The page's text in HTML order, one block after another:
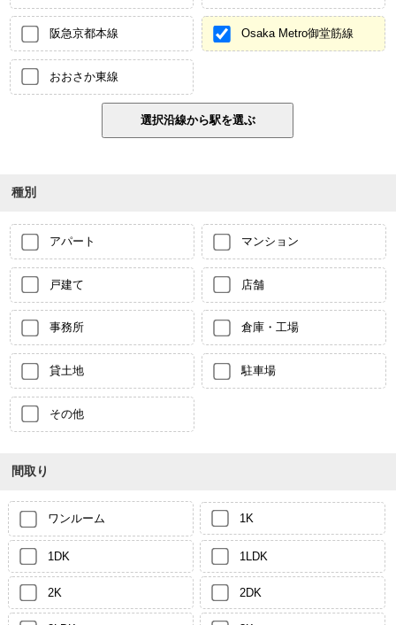
阪急京都本線 Osaka Metro御堂筋線
おおさか東線
種別
アパート マンション
戸建て 店舗
事務所 倉庫・工場
貸土地 駐車場
その他
間取り
ワンルーム 1K
1DK 1LDK
2K 2DK